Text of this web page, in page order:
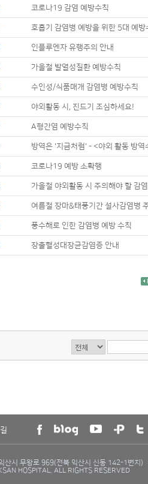
코로나19 감염 예방수칙
호흡기 감염병 예방을 위한 5대 예방
인플루엔자 유행주의 안내
가을철 발열성질환 예방수칙
수인성/식품매개 감염병 예방수칙
야외활동 시, 진드기 조심하세요!
A형간염 예방수칙
방역은 '지금처럼' - <야외 활동 방역
코로나19 예방 소확행
가을철 야외활동 시 주의해야 할 감
여름철 장마&태풍기간 설사감염병
풍수해로 인한 감염병 예방 수칙
장출혈성대장균감염증 안내
산시 무왕로 969(전북 익산시 신동 142-1
HOSPITAL. ALL RIGHTS RESERVED